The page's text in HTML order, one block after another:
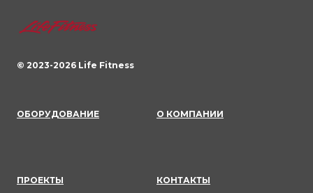
© 2023-2026 Life Fitness
ОБОРУДОВАНИЕ О КОМПАНИИ
ПРОЕКТЫ КОНТАКТЫ